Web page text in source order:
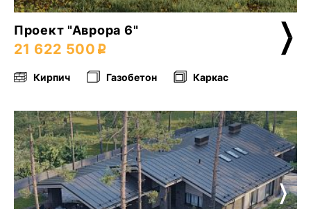
Проект "Аврора 6"
21 622 500
Кирпич Газобетон Каркас